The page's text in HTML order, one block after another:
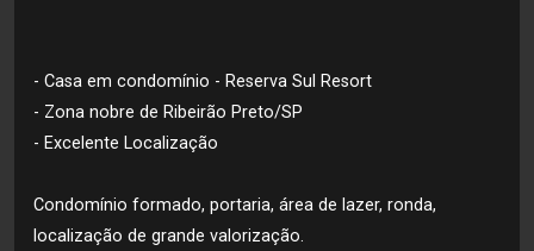
- Casa em condomínio - Reserva Sul Resort
- Zona nobre de Ribeirão Preto/SP
- Excelente Localização
Condomínio formado, portaria, área de lazer, ronda,
localização de grande valorização.